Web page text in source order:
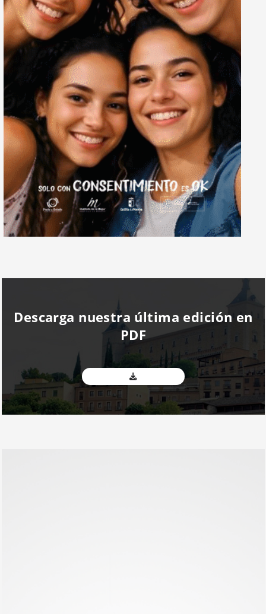
Descarga nuestra última edición en
PDF